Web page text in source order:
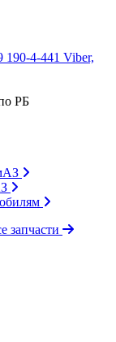
190-4-441 Viber,
РБ
запчасти